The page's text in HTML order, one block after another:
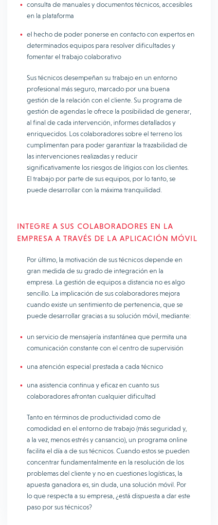
consulta de manuales y documentos técnicos, accesibles
en la plataforma
el hecho de poder ponerse en contacto con expertos en
determinados equipos para resolver dificultades y
fomentar el trabajo colaborativo
Sus técnicos desempeñan su trabajo en un entorno
profesional más seguro, marcado por una buena
gestión de la relación con el cliente. Su programa de
gestión de agendas le ofrece la posibilidad de generar,
al final de cada intervención, informes detallados y
enriquecidos. Los colaboradores sobre el terreno los
cumplimentan para poder garantizar la trazabilidad de
las intervenciones realizadas y reducir
significativamente los riesgos de litigios con los clientes.
El trabajo por parte de sus equipos, por lo tanto, se
puede desarrollar con la máxima tranquilidad.
INTEGRE A SUS COLABORADORES EN LA
EMPRESA A TRAVÉS DE LA APLICACIÓN MÓVIL
Por último, la motivación de sus técnicos depende en
gran medida de su grado de integración en la
empresa. La gestión de equipos a distancia no es algo
sencillo. La implicación de sus colaboradores mejora
cuando existe un sentimiento de pertenencia, que se
puede desarrollar gracias a su solución móvil, mediante:
un servicio de mensajería instantánea que permita una
comunicación constante con el centro de supervisión
una atención especial prestada a cada técnico
una asistencia continua y eficaz en cuanto sus
colaboradores afrontan cualquier dificultad
Tanto en términos de productividad como de
comodidad en el entorno de trabajo (más seguridad y,
a la vez, menos estrés y cansancio), un programa online
facilita el día a de sus técnicos. Cuando estos se pueden
concentrar fundamentalmente en la resolución de los
problemas del cliente y no en cuestiones logísticas, la
apuesta ganadora es, sin duda, una solución móvil. Por
lo que respecta a su empresa, ¿está dispuesta a dar este
paso por sus técnicos?